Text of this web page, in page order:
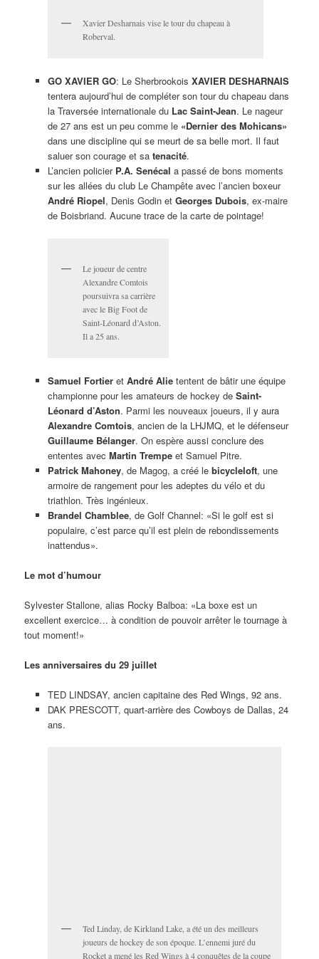
Xavier Desharnais vise le tour du chapeau à
Roberval.
GO XAVIER GO: Le Sherbrookois XAVIER DESHARNAIS
tentera aujourd’hui de compléter son tour du chapeau dans
la Traversée internationale du Lac Saint-Jean. Le nageur
de 27 ans est un peu comme le «Dernier des Mohicans»
dans une discipline qui se meurt de sa belle mort. Il faut
saluer son courage et sa tenacité.
L’ancien policier P.A. Senécal a passé de bons moments
sur les allées du club Le Champête avec l’ancien boxeur
André Riopel, Denis Godin et Georges Dubois, ex-maire
de Boisbriand. Aucune trace de la carte de pointage!
Le joueur de centre
Alexandre Comtois
poursuivra sa carrière
avec le Big Foot de
Saint-Léonard d’Aston.
Il a 25 ans.
Samuel Fortieret André Alietentent de bâtir une équipe
championne pour les amateurs de hockey de Saint-
Léonard d’Aston. Parmi les nouveaux joueurs, il y aura
Alexandre Comtois, ancien de la LHJMQ, et le défenseur
Guillaume Bélanger. On espère aussi conclure des
ententes avec Martin Trempeet Samuel Pitre.
Patrick Mahoney, de Magog, a créé le bicycleloft, une
armoire de rangement pour les adeptes du vélo et du
triathlon. Très ingénieux.
Brandel Chamblee, de Golf Channel: «Si le golf est si
populaire, c’est parce qu’il est plein de rebondissements
inattendus».
Le mot d’humour
Sylvester Stallone, alias Rocky Balboa: «La boxe est un
excellent exercice… à condition de pouvoir arrêter le tournage à
tout moment!»
Les anniversaires du 29 juillet
TED LINDSAY, ancien capitaine des Red Wings, 92 ans.
DAK PRESCOTT, quart-arrière des Cowboys de Dallas, 24
ans.
DAN DRIESSEN, ancien des Reds et des Expos, 66 ans.